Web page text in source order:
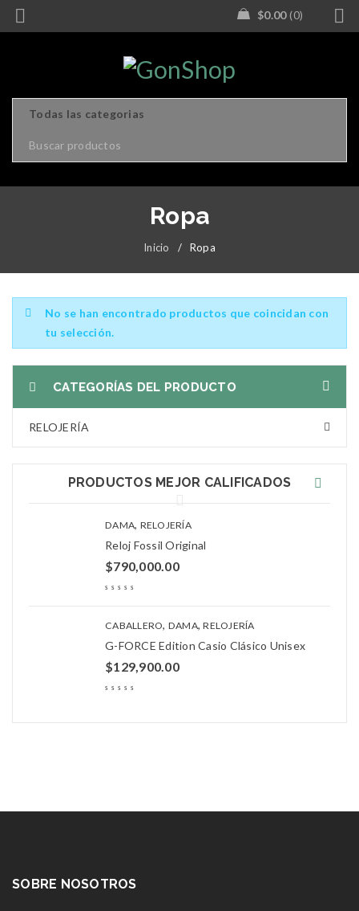
$0.00 0
Ropa
Inicio / Ropa
CATEGORÍAS DEL PRODUCTO
RELOJERÍA
PRODUCTOS MEJOR CALIFICADOS
DAMA, RELOJERÍA
Reloj Fossil Original
$790,000.00
CABALLERO, DAMA,RELOJERÍA
G-FORCE Edition Casio Clásico Unisex
$129,900.00
No se han encontrado productos que coincidan con
tu selección.
SOBRE NOSOTROS